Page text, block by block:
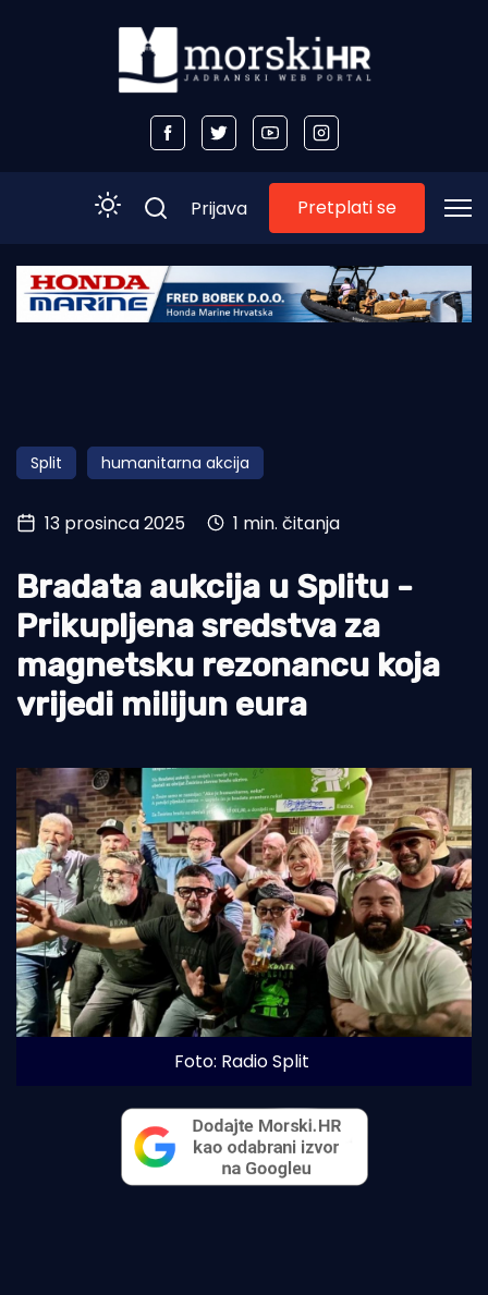
Početna
Obala
Otoci
Turizam i nautika
Pomorstvo
Ribolov
Ekologija
Tradicija i kultura
Prijava Pretplati se
Split humanitarna akcija
13 prosinca 2025 1 min. čitanja
Bradata aukcija u Splitu -
Prikupljena sredstva za
magnetsku rezonancu koja
vrijedi milijun eura
Foto: Radio Split